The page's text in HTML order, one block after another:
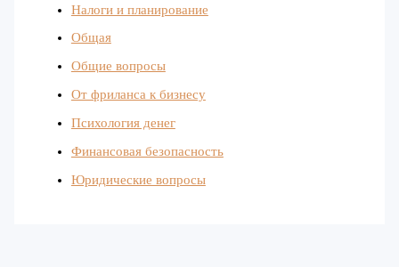
Налоги и планирование
Общая
Общие вопросы
От фриланса к бизнесу
Психология денег
Финансовая безопасность
Юридические вопросы